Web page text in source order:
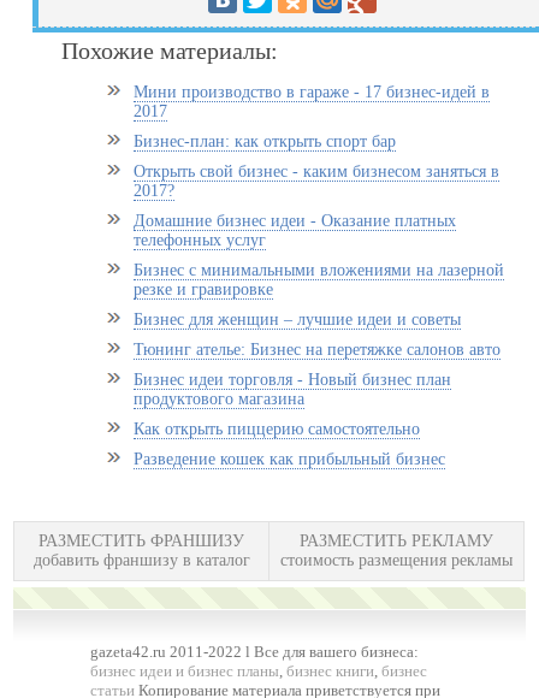
Похожие материалы:
Мини производство в гараже - 17 бизнес-идей в
2017
Бизнес-план: как открыть спорт бар
Открыть свой бизнес - каким бизнесом заняться в
2017?
Домашние бизнес идеи - Оказание платных
телефонных услуг
Бизнес с минимальными вложениями на лазерной
резке и гравировке
Бизнес для женщин – лучшие идеи и советы
Тюнинг ателье: Бизнес на перетяжке салонов авто
Бизнес идеи торговля - Новый бизнес план
продуктового магазина
Как открыть пиццерию самостоятельно
Разведение кошек как прибыльный бизнес
РАЗМЕСТИТЬ ФРАНШИЗУ
добавить франшизу в каталог
РАЗМЕСТИТЬ РЕКЛАМУ
стоимость размещения рекламы
gazeta42.ru 2011-2022 l Все для вашего бизнеса:
бизнес идеи и бизнес планы,бизнес книги,бизнес
статьи Копирование материала приветствуется при